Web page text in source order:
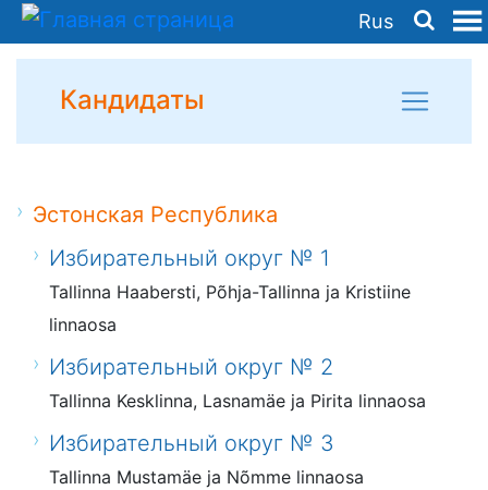
Rus
Кандидаты
Эстонская Республика
Избирательный округ № 1
Tallinna Haabersti, Põhja-Tallinna ja Kristiine
linnaosa
Избирательный округ № 2
Tallinna Kesklinna, Lasnamäe ja Pirita linnaosa
Избирательный округ № 3
Tallinna Mustamäe ja Nõmme linnaosa